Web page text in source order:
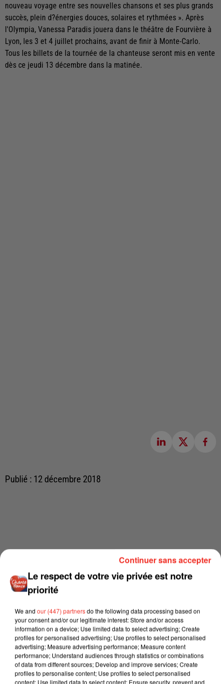
nouveau voyage entre ses nouvelles chansons et ses plus grands
succès, plein d?énergies douces, solaires et rythmées ». Après
l'Olympia, Vanessa Paradis jouera dans le théâtre de Fourvière à
Lyon, les 3 et 4 juillet prochains, avant de finir à Monte-Carlo.
Tous les billets de la tournée de la chanteuse seront mis en vente
dès ce jeudi 13 décembre dans la matinée.
Publié : 12 décembre 2018
Le respect de votre vie privée est notre
priorité
We and our (447) partnersdo the following data processing based on
your consent and/or our legitimate interest: Store and/or access
information on a device; Use limited data to select advertising; Create
profiles for personalised advertising; Use profiles to select personalised
advertising; Measure advertising performance; Measure content
performance; Understand audiences through statistics or combinations
of data from different sources; Develop and improve services; Create
profiles to personalise content; Use profiles to select personalised
content; Use limited data to select content; Ensure security, prevent and
Continuer sans accepter